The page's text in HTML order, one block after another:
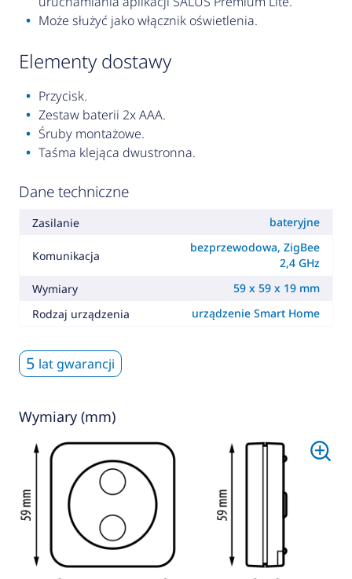
Może służyć jako włącznik oświetlenia.
elementy dostawy
Przycisk.
Zestaw baterii 2x AAA.
Śruby montażowe.
Taśma klejąca dwustronna.
Dane techniczne
Zasilanie bateryjne
Komunikacja
bezprzewodowa, ZigBee
2,4 GHz
Wymiary
59 x 59 x 19 mm
Rodzaj urządzenia
urządzenie Smart Home
5 lat gwarancji
Wymiary (mm)